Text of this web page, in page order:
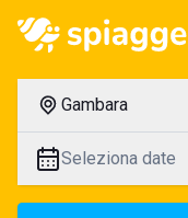
Gambara
Seleziona date